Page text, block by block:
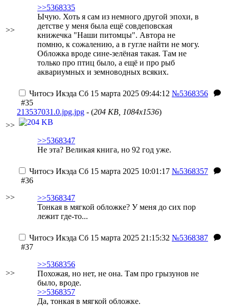
>>
>>5368335
Ычую. Хоть я сам из немного другой эпохи, в
детстве у меня была ещё совдеповская
книжечка "Наши питомцы". Автора не
помню, к сожалению, а в гугле найти не могу.
Обложка вроде сине-зелёная такая. Там не
только про птиц было, а ещё и про рыб
аквариумных и земноводных всяких.
>>
Читосэ Икэда Сб 15 марта 2025 09:44:12 №5368356
#35
213537031.0.jpg.jpg - (204 KB, 1084x1536)
>>5368347
Не эта? Великая книга, но 92 год уже.
>>
Читосэ Икэда Сб 15 марта 2025 10:01:17 №5368357
#36
>>5368347
Тонкая в мягкой обложке? У меня до сих пор
лежит где-то...
>>
Читосэ Икэда Сб 15 марта 2025 21:15:32 №5368387
#37
>>5368356
Похожая, но нет, не она. Там про грызунов не
было, вроде.
>>5368357
Да, тонкая в мягкой обложке.